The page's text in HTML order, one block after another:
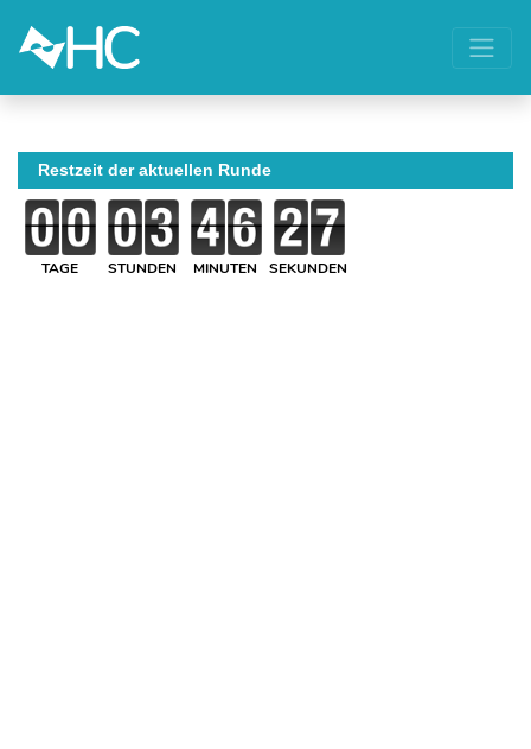
Restzeit der aktuellen Runde
TAGE STUNDEN MINUTEN SEKUNDEN